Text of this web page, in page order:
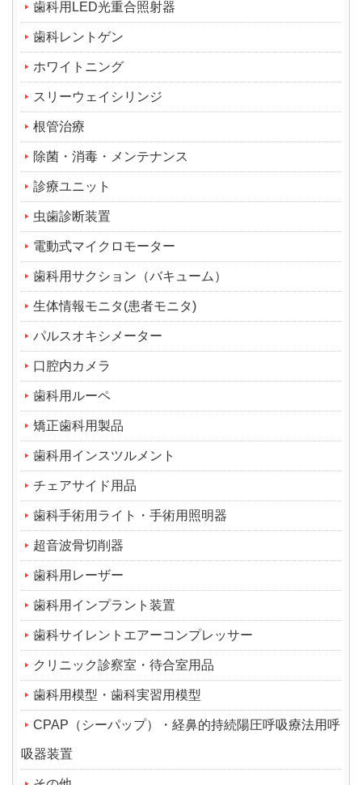
歯科用LED光重合照射器
歯科レントゲン
ホワイトニング
スリーウェイシリンジ
根管治療
除菌・消毒・メンテナンス
診療ユニット
虫歯診断装置
電動式マイクロモーター
歯科用サクション（バキューム）
生体情報モニタ(患者モニタ)
パルスオキシメーター
口腔内カメラ
歯科用ルーペ
矯正歯科用製品
歯科用インスツルメント
チェアサイド用品
歯科手術用ライト・手術用照明器
超音波骨切削器
歯科用レーザー
歯科用インプラント装置
歯科サイレントエアーコンプレッサー
クリニック診察室・待合室用品
歯科用模型・歯科実習用模型
CPAP（シーパップ）・経鼻的持続陽圧呼吸療法用呼
吸器装置